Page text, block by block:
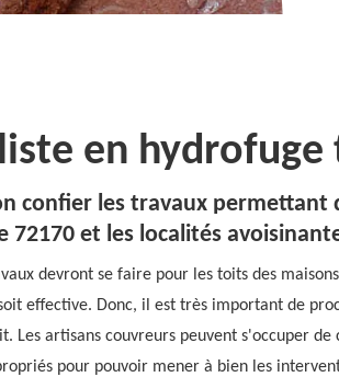
en
confier les travaux
72170 et les localités
devront se faire pour les toits des
effective. Donc, il est très important de
Les artisans couvreurs peuvent s'occuper
pour pouvoir mener à bien les